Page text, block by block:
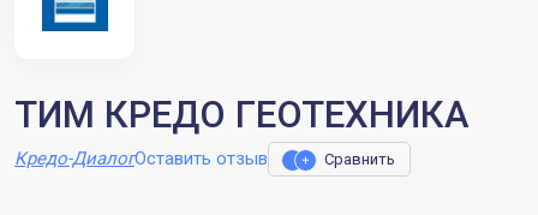
ТИМ КРЕДО ГЕОТЕХНИКА
Кредо-ДиалогОставить отзыв Сравнить